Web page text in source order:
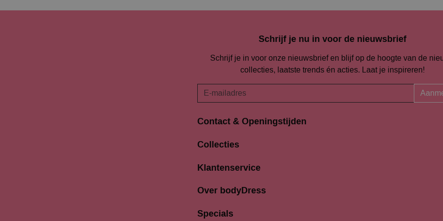
Schrijf je nu in voor de nieuwsbrief
Schrijf je in voor onze nieuwsbrief en blijf op de hoogte van de
collecties, laatste trends én acties. Laat je inspireren!
Contact & Openingstijden
Langestraat 94-96
033 4690704
Collecties
Klantenservice
Over bodyDress
Specials